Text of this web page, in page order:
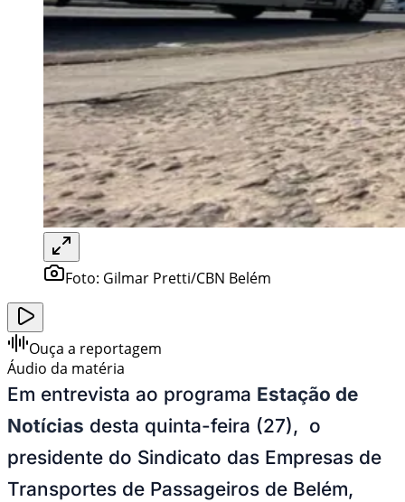
Foto: Gilmar Pretti/CBN Belém
Ouça a reportagem
Áudio da matéria
Em entrevista ao programa Estação de
Notícias desta quinta-feira (27), o
presidente do Sindicato das Empresas de
Transportes de Passageiros de Belém,